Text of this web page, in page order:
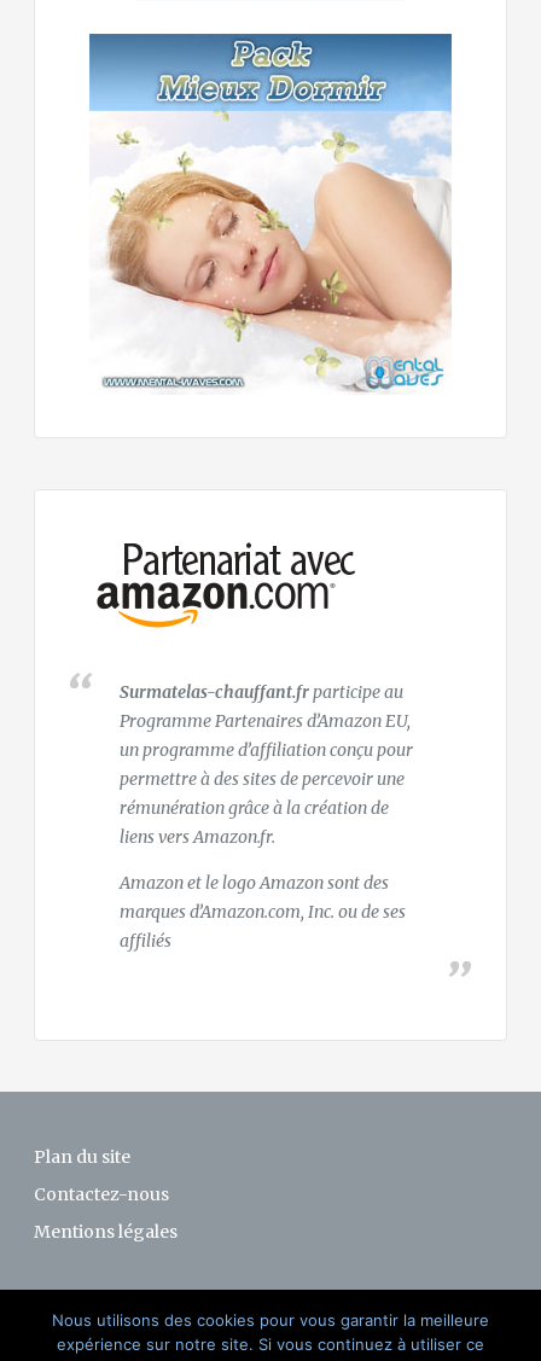
Surmatelas-chauffant.fr participe au
Programme Partenaires d’Amazon EU,
un programme d’affiliation conçu pour
permettre à des sites de percevoir une
rémunération grâce à la création de
liens vers Amazon.fr.
Amazon et le logo Amazon sont des
marques d’Amazon.com, Inc. ou de ses
affiliés
Plan du site
Contactez-nous
Mentions légales
Nous utilisons des cookies pour vous garantir la meilleure
expérience sur notre site. Si vous continuez à utiliser ce